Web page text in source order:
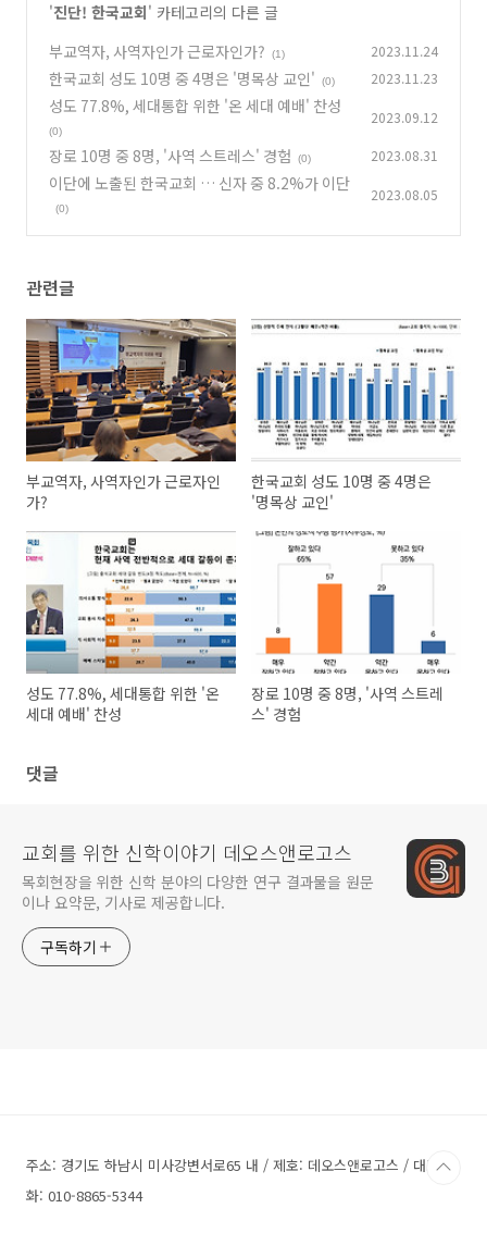
'진단! 한국교회' 카테고리의 다른 글
부교역자, 사역자인가 근로자인가?
(1) 2023.11.24
한국교회 성도 10명 중 4명은 '명목상 교인' (0) 2023.11.23
성도 77.8%, 세대통합 위한 '온 세대 예배' 찬성
(0)
2023.09.12
장로 10명 중 8명, '사역 스트레스' 경험 (0) 2023.08.31
이단에 노출된 한국교회 … 신자 중 8.2%가 이단
(0)
2023.08.05
관련글
부교역자, 사역자인가 근로자인
가?
한국교회 성도 10명 중 4명은
'명목상 교인'
성도 77.8%, 세대통합 위한 '온
세대 예배' 찬성
장로 10명 중 8명, '사역 스트레
스' 경험
댓글
교회를 위한 신학이야기 데오스앤로고스
목회현장을 위한 신학 분야의 다양한 연구 결과물을 원문
이나 요약문, 기사로 제공합니다.
구독하기
주소: 경기도 하남시 미사강변서로65 내 / 제호: 데오스앤로고스 / 대표전
화: 010-8865-5344